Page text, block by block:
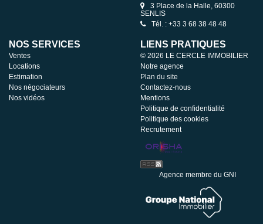
3 Place de la Halle, 60300
SENLIS
Tél. : +33 3 68 38 48 48
NOS SERVICES
Ventes
Locations
Estimation
Nos négociateurs
Nos vidéos
LIENS PRATIQUES
© 2026 LE CERCLE IMMOBILIER
Notre agence
Plan du site
Contactez-nous
Mentions
Politique de confidentialité
Politique des cookies
Recrutement
Agence membre du GNI